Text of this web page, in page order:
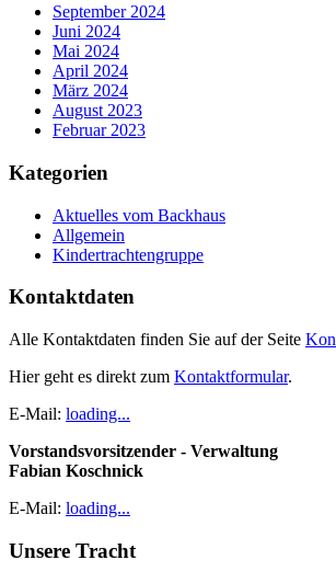
September 2024
Juni 2024
Mai 2024
April 2024
März 2024
August 2023
Februar 2023
Kategorien
Aktuelles vom Backhaus
Allgemein
Kindertrachtengruppe
Kontaktdaten
Alle Kontaktdaten finden Sie auf der Seite
Hier geht es direkt zum Kontaktformular.
E-Mail: loading...
Vorstandsvorsitzender - Verwaltung
Fabian Koschnick
E-Mail: loading...
Unsere Tracht